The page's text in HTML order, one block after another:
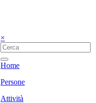
×
Home
Persone
Attività